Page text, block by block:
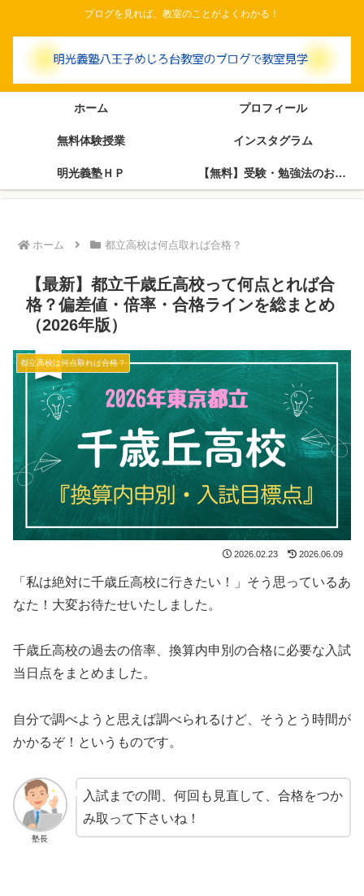
ブログを見れば、教室のことがよくわかる！
ホーム プロフィール
無料体験授業 インスタグラム
明光義塾ＨＰ 【無料】受験・勉強法のお悩み相談室（塾長がブログで回答します）
ホーム 都立高校は何点取れば合格？
【最新】都立千歳丘高校って何点とれば合
格？偏差値・倍率・合格ラインを総まとめ
（2026年版）
都立高校は何点取れば合格？
2026.02.23 2026.06.09
「私は絶対に千歳丘高校に行きたい！」そう思っているあ
なた！大変お待たせいたしました。
千歳丘高校の過去の倍率、換算内申別の合格に必要な入試
当日点をまとめました。
自分で調べようと思えば調べられるけど、そうとう時間が
かかるぞ！というものです。
塾長
入試までの間、何回も見直して、合格をつか
み取って下さいね！